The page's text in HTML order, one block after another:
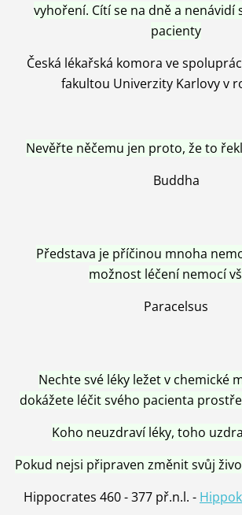
vyhoření. Cítí se na dně a nenávidí
pacienty
Česká lékařská komora ve
fakultou Univerzity Karlovy v
Nevěřte něčemu jen proto, že to
Buddha
Představa je příčinou mnoha
možnost léčení nemocí
Paracelsus
Nechte své léky ležet v chemické
dokážete léčit svého pacienta
Koho neuzdraví léky, toho
Pokud nejsi připraven změnit svůj
Hippocrates 460 - 377 př.n.l. -